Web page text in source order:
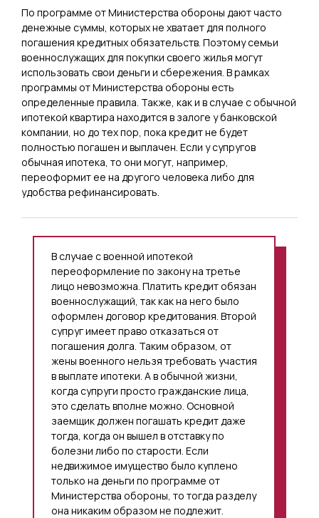
По программе от Министерства обороны дают часто
денежные суммы, которых не хватает для полного
погашения кредитных обязательств. Поэтому семьи
военнослужащих для покупки своего жилья могут
использовать свои деньги и сбережения. В рамках
программы от Министерства обороны есть
определенные правила. Также, как и в случае с обычной
ипотекой квартира находится в залоге у банковской
компании, но до тех пор, пока кредит не будет
полностью погашен и выплачен. Если у супругов
обычная ипотека, то они могут, например,
переоформит ее на другого человека либо для
удобства рефинансировать.
В случае с военной ипотекой
переоформление по закону на третье
лицо невозможна. Платить кредит обязан
военнослужащий, так как на него было
оформлен договор кредитования. Второй
супруг имеет право отказаться от
погашения долга. Таким образом, от
жены военного нельзя требовать участия
в выплате ипотеки. А в обычной жизни,
когда супруги просто гражданские лица,
это сделать вполне можно. Основной
заемщик должен погашать кредит даже
тогда, когда он вышел в отставку по
болезни либо по старости. Если
недвижимое имущество было куплено
только на деньги по программе от
Министерства обороны, то тогда разделу
она никаким образом не подлежит.